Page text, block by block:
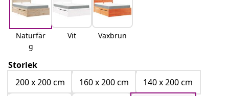
Naturfär
g
Vit Vaxbrun
Storlek
200 x 200 cm
160 x 200 cm
140 x 200 cm